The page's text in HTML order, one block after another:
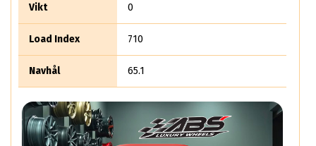
Vikt 0
Load Index 710
Navhål 65.1